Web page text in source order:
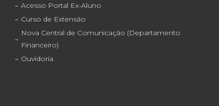
Acesso Portal Ex-Aluno
Curso de Extensão
Nova Central de Comunicação (Departamento
Financeiro)
Ouvidoria